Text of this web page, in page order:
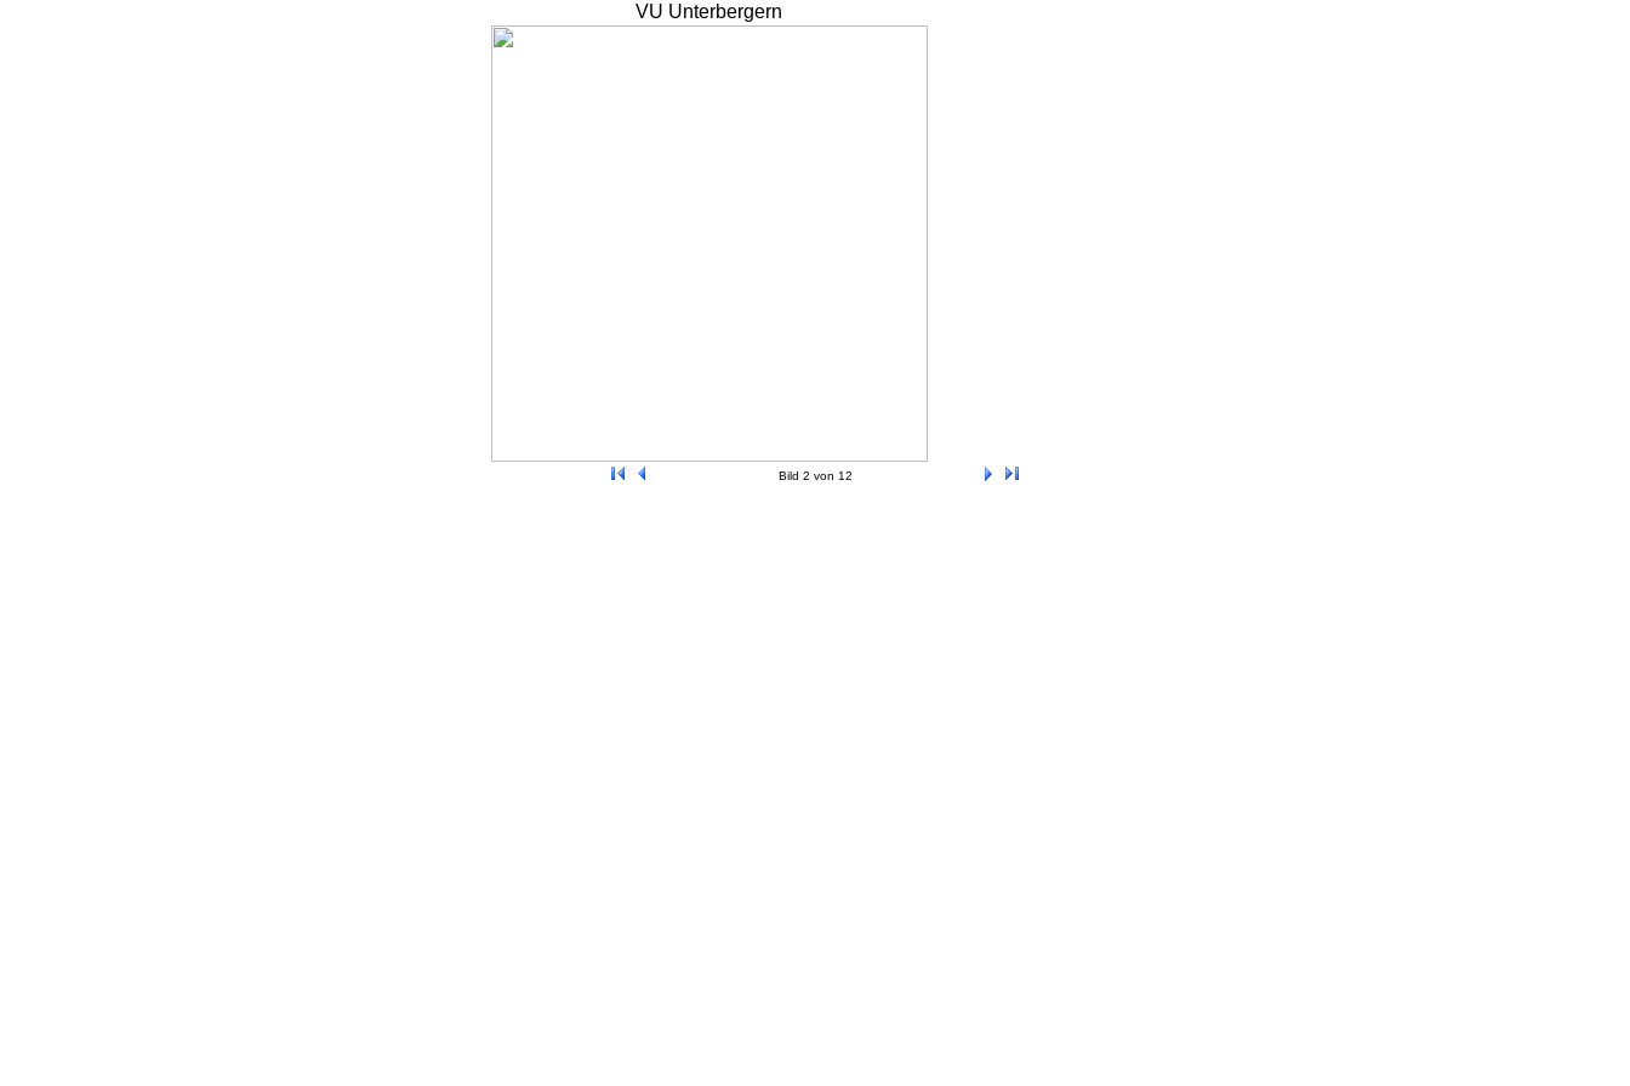
VU Unterbergern
Bild 2 von 12